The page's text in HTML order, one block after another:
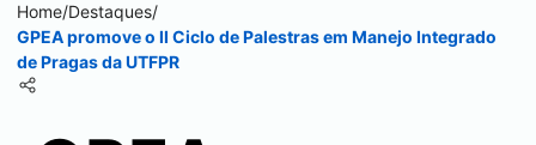
Home/Destaques/
GPEA promove o II Ciclo de Palestras em Manejo Integrado
de Pragas da UTFPR